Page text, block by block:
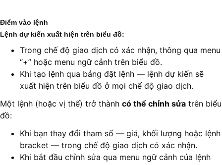
Điểm vào lệnh
Lệnh dự kiến xuất hiện trên biểu đồ:
Trong chế độ giao dịch có xác nhận, thông qua menu
“+” hoặc menu ngữ cảnh trên biểu đồ.
Khi tạo lệnh qua bảng đặt lệnh — lệnh dự kiến sẽ
xuất hiện trên biểu đồ ở mọi chế độ giao dịch.
Một lệnh (hoặc vị thế) trở thành có thể chỉnh sửa trên biểu
đồ:
Khi bạn thay đổi tham số — giá, khối lượng hoặc lệnh
bracket — trong chế độ giao dịch có xác nhận.
Khi bắt đầu chỉnh sửa qua menu ngữ cảnh của lệnh